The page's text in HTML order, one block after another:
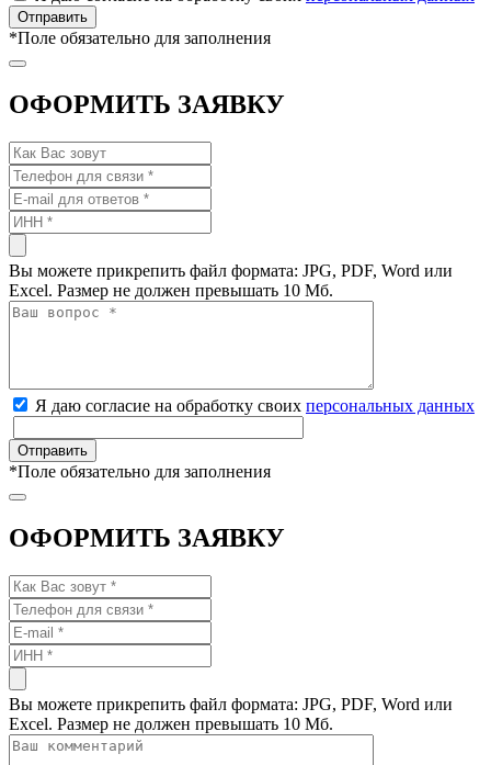
*Поле обязательно для заполнения
ОФОРМИТЬ ЗАЯВКУ
Вы можете прикрепить файл формата: JPG, PDF, Word или
Excel. Размер не должен превышать 10 Мб.
Я даю согласие на обработку своих персональных данных
*Поле обязательно для заполнения
ОФОРМИТЬ ЗАЯВКУ
Вы можете прикрепить файл формата: JPG, PDF, Word или
Excel. Размер не должен превышать 10 Мб.